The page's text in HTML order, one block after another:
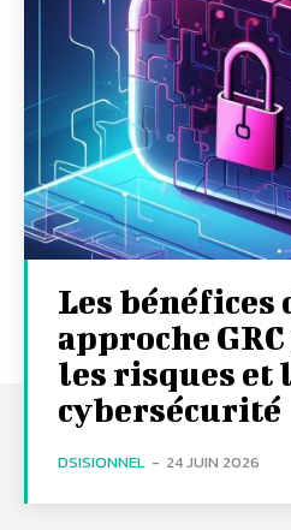
Les bénéfices
approche
les risques et
cybersécurité
DSISIONNEL - 24 JUIN 2026